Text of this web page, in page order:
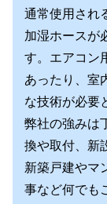
通常使用され
加湿ホースが
す。エアコン
あったり、室
な技術が必要
弊社の強みは
換や取付、新
新築戸建やマ
事など何でも